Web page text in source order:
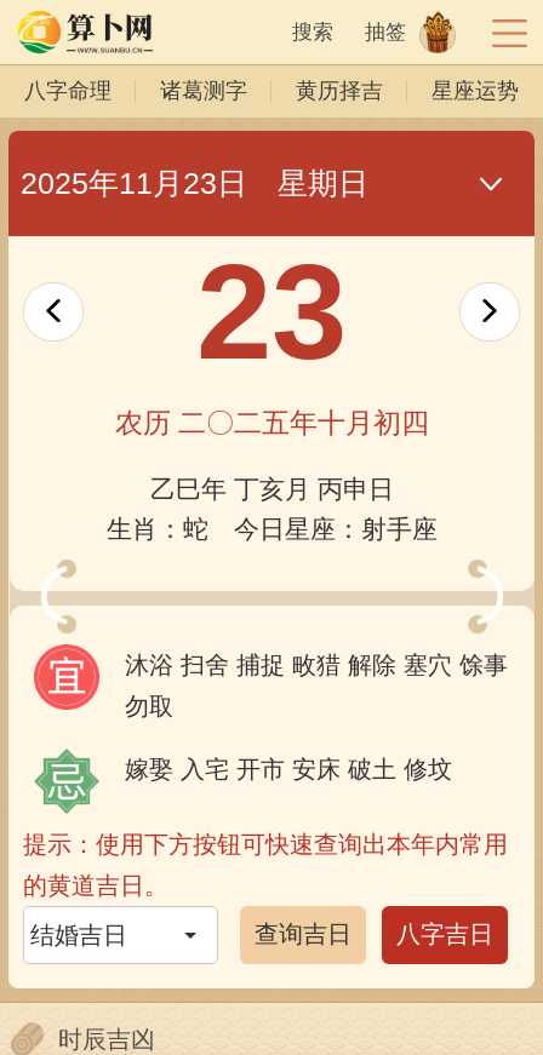
搜索 抽签
八字命理 诸葛测字 黄历择吉 星座运势
2025年11月23日 星期日
23
农历 二〇二五年十月初四
乙巳年 丁亥月 丙申日
生肖：蛇 今日星座：射手座
沐浴 扫舍 捕捉 畋猎 解除 塞穴 馀事
勿取
嫁娶 入宅 开市 安床 破土 修坟
提示：使用下方按钮可快速查询出本年内常用
的黄道吉日。
查询吉日
八字吉日
时辰吉凶